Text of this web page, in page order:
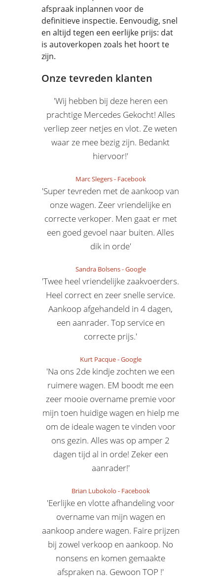
afspraak inplannen voor de
definitieve inspectie. Eenvoudig, snel
en altijd tegen een eerlijke prijs: dat
is autoverkopen zoals het hoort te
zijn.
Onze tevreden klanten
'Wij hebben bij deze heren een
prachtige Mercedes Gekocht! Alles
verliep zeer netjes en vlot. Ze weten
waar ze mee bezig zijn. Bedankt
hiervoor!'
Marc Slegers- Facebook
'Super tevreden met de aankoop van
onze wagen. Zeer vriendelijke en
correcte verkoper. Men gaat er met
een goed gevoel naar buiten. Alles
dik in orde'
Sandra Bolsens-Google
'Twee heel vriendelijke zaakvoerders.
Heel correct en zeer snelle service.
Aankoop afgehandeld in 4 dagen,
een aanrader. Top service en
correcte prijs.'
Kurt Pacque-Google
'Na ons 2de kindje zochten we een
ruimere wagen. EM boodt me een
zeer mooie overname premie voor
mijn toen huidige wagen en hielp me
om de ideale wagen te vinden voor
ons gezin. Alles was op amper 2
dagen tijd al in orde! Zeker een
aanrader!'
Brian Lubokolo - Facebook
'Eerlijke en vlotte afhandeling voor
overname van mijn wagen en
aankoop andere wagen. Faire prijzen
bij zowel verkoop en aankoop. No
nonsens en komen gemaakte
afspraken na. Gewoon TOP !'